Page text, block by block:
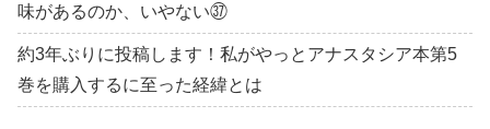
味があるのか、いやない㊲
約3年ぶりに投稿します！私がやっとアナスタシア本第5
巻を購入するに至った経緯とは